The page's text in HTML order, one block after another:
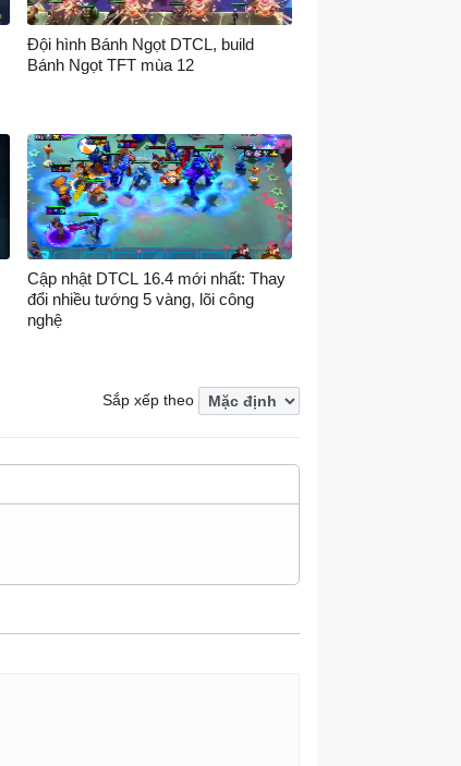
Đội hình Bánh Ngọt DTCL, build
Bánh Ngọt TFT mùa 12
Cập nhật DTCL 16.4 mới nhất: Thay
đổi nhiều tướng 5 vàng, lõi công
nghệ
Sắp xếp theo